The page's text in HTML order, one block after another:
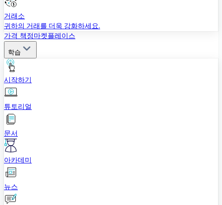
거래소
귀하의 거래를 더욱 강화하세요.
가격 책정 마켓플레이스
학습
시작하기
튜토리얼
문서
아카데미
뉴스